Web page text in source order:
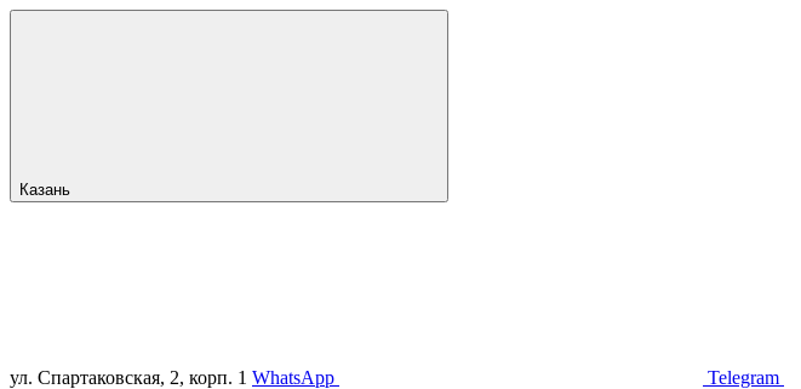
Казань
ул. Спартаковская, 2, корп. 1 WhatsApp Telegram